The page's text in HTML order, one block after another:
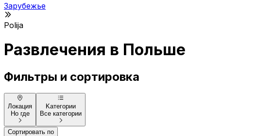
Зарубежье
Polija
Pазвлечения в Польше
Фильтры и сортировка
Локация
Но где
Kатегории
Все категории
Сортировать по